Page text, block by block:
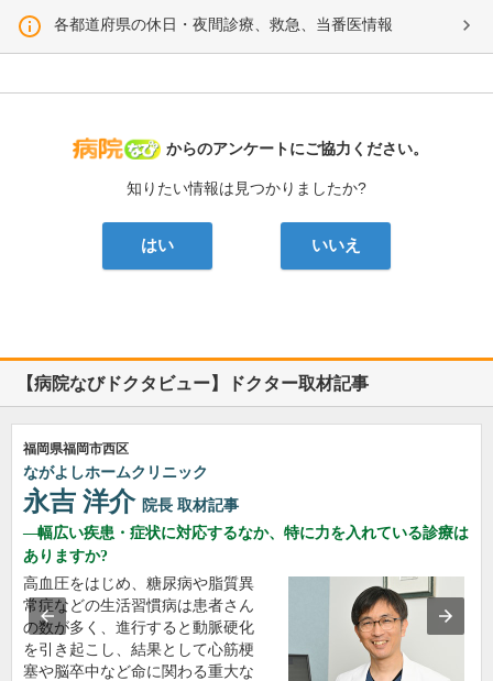
各都道府県の休日・夜間診療、救急、当番医情報
病院なび
からのアンケートにご協力ください。
知りたい情報は見つかりましたか?
はい いいえ
【病院なびドクタビュー】ドクター取材記事
福岡県福岡市西区
ながよしホームクリニック
永吉 洋介 院長 取材記事
幅広い疾患・症状に対応するなか、特に力を入れている診療は
ありますか?
高血圧をはじめ、糖尿病や脂質異
常症などの生活習慣病は患者さん
の数が多く、進行すると動脈硬化
を引き起こし、結果として心筋梗
塞や脳卒中など命に関わる重大な